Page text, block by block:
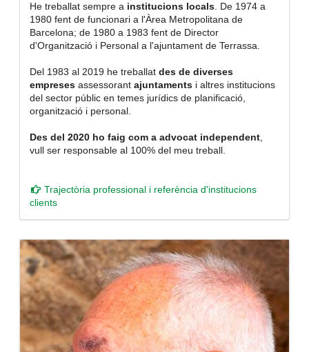
He treballat sempre a institucions locals . De 1974 a
1980 fent de funcionari a l'Àrea Metropolitana de
Barcelona; de 1980 a 1983 fent de Director
d'Organització i Personal a l'ajuntament de Terrassa.
Del 1983 al 2019 he treballatdes de diverses
empreses assessorantajuntaments i altres institucions
del sector públic en temes jurídics de planificació,
organització i personal.
Des del 2020 ho faig com a advocat independent
vull ser responsable al 100% del meu treball.
Trajectòria professional i referència d'institucions
clients